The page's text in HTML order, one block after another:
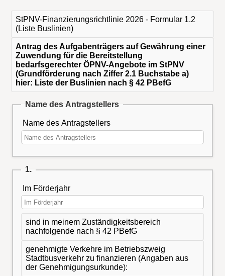
StPNV-Finanzierungsrichtlinie 2026 - Formular 1.2
(Liste Buslinien)
Antrag des Aufgabenträgers auf Gewährung einer
Zuwendung für die Bereitstellung
bedarfsgerechter ÖPNV-Angebote im StPNV
(Grundförderung nach Ziffer 2.1 Buchstabe a)
hier: Liste der Buslinien nach § 42 PBefG
Name des Antragstellers
Name des Antragstellers
1.
Im Förderjahr
sind in meinem Zuständigkeitsbereich
nachfolgende nach § 42 PBefG
genehmigte Verkehre im Betriebszweig
Stadtbusverkehr zu finanzieren (Angaben aus
der Genehmigungsurkunde):